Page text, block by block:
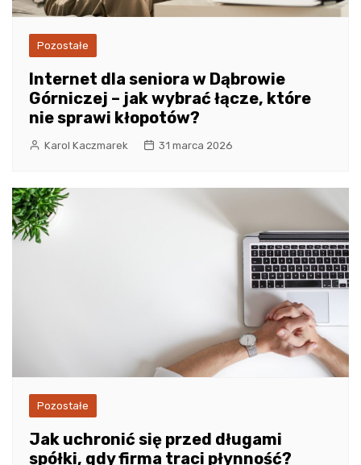
Pozostałe
Internet dla seniora w Dąbrowie
Górniczej – jak wybrać łącze, które
nie sprawi kłopotów?
Karol Kaczmarek 31 marca 2026
Pozostałe
Jak uchronić się przed długami
spółki, gdy firma traci płynność?